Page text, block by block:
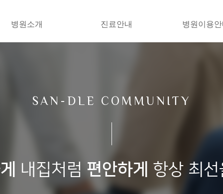
병원소개 진료안내 병원이용
SAN-DLE COMMUNITY
내집처럼 편안하게 항상 최